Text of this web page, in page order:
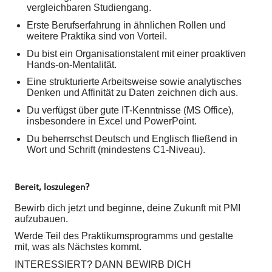
vergleichbaren Studiengang.
Erste Berufserfahrung in ähnlichen Rollen und
weitere Praktika sind von Vorteil.
Du bist ein Organisationstalent mit einer proaktiven
Hands-on-Mentalität.
Eine strukturierte Arbeitsweise sowie analytisches
Denken und Affinität zu Daten zeichnen dich aus.
Du verfügst über gute IT-Kenntnisse (MS Office),
insbesondere in Excel und PowerPoint.
Du beherrschst Deutsch und Englisch fließend in
Wort und Schrift (mindestens C1-Niveau).
Bereit, loszulegen?
Bewirb dich jetzt und beginne, deine Zukunft mit PMI
aufzubauen.
Werde Teil des Praktikumsprogramms und gestalte
mit, was als Nächstes kommt.
INTERESSIERT? DANN BEWIRB DICH